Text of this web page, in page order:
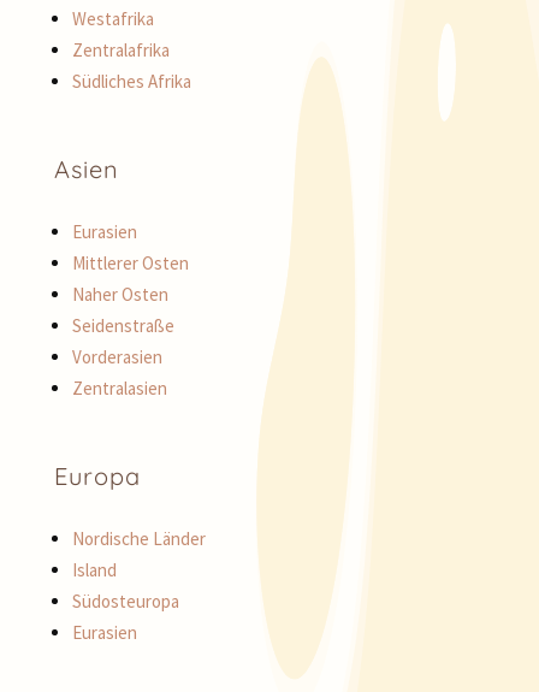
Westafrika
Zentralafrika
Südliches Afrika
Asien
Eurasien
Mittlerer Osten
Naher Osten
Seidenstraße
Vorderasien
Zentralasien
Europa
Nordische Länder
Island
Südosteuropa
Eurasien